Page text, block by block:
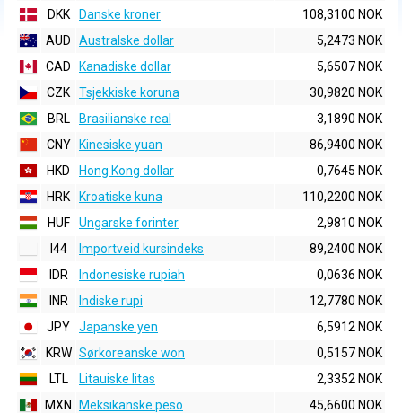
DKK
Danske kroner
108,3100 NOK
AUD
Australske dollar
5,2473 NOK
CAD
Kanadiske dollar
5,6507 NOK
CZK
Tsjekkiske koruna
30,9820 NOK
BRL
Brasilianske real
3,1890 NOK
CNY
Kinesiske yuan
86,9400 NOK
HKD
Hong Kong dollar
0,7645 NOK
HRK
Kroatiske kuna
110,2200 NOK
HUF
Ungarske forinter
2,9810 NOK
I44
Importveid kursindeks
89,2400 NOK
IDR
Indonesiske rupiah
0,0636 NOK
INR
Indiske rupi
12,7780 NOK
JPY
Japanske yen
6,5912 NOK
KRW Sørkoreanske won
0,5157 NOK
LTL
Litauiske litas
2,3352 NOK
MXN
Meksikanske peso
45,6600 NOK